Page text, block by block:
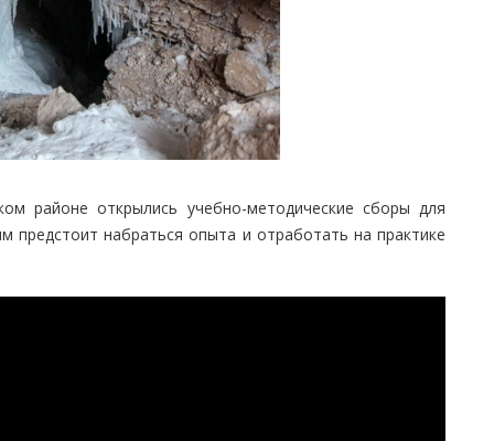
районе открылись учебно-методические сборы для
предстоит набраться опыта и отработать на практике